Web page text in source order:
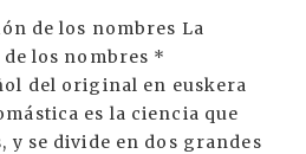
de los nombres La
los nombres *
del original en euskera
es la ciencia que
y se divide en dos grandes